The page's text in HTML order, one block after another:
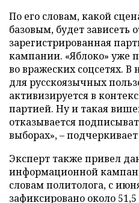
По его словам, какой
базовым, будет зависеть
зарегистрированная
кампании. «Яблоко» уже
во вражеских соцсетях.
для русскоязычных
активизируется в
партией. Ну и такая
отказывается
выборах», –
Эксперт также привел
информационной
словам политолога, с
зафиксировано около